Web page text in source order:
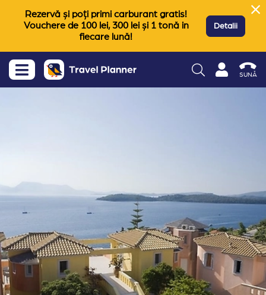
Rezervă și poți primi carburant gratis!
Vouchere de 100 lei, 300 lei și 1 tonă in
fiecare lună!
Detalii
SUNĂ